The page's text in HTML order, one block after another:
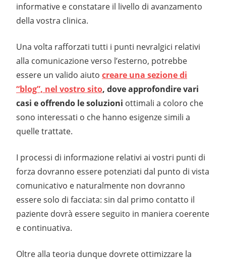
informative e constatare il livello di avanzamento
della vostra clinica.
Una volta rafforzati tutti i punti nevralgici relativi
alla comunicazione verso l’esterno, potrebbe
essere un valido aiuto creare una sezione di
“blog”, nel vostro sito, dove approfondire vari
casi e offrendo le soluzioni ottimali a coloro che
sono interessati o che hanno esigenze simili a
quelle trattate.
I processi di informazione relativi ai vostri punti di
forza dovranno essere potenziati dal punto di vista
comunicativo e naturalmente non dovranno
essere solo di facciata: sin dal primo contatto il
paziente dovrà essere seguito in maniera coerente
e continuativa.
Oltre alla teoria dunque dovrete ottimizzare la